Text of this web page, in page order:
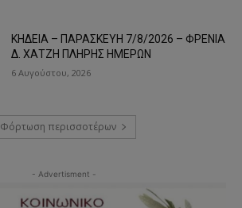
ΚΗΔΕΙΑ – ΠΑΡΑΣΚΕΥΗ 7/8/2026 – ΦΡΕΝΙΑ
Δ. ΧΑΤΖΗ ΠΛΗΡΗΣ ΗΜΕΡΩΝ
6 Αυγούστου, 2026
Φόρτωση περισσοτέρων
- Advertisment -